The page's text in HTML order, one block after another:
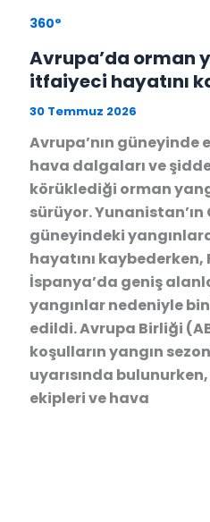
360°
Avrupa’da orman
itfaiyeci hayatını
30 Temmuz 2026
Avrupa’nın güneyinde
hava dalgaları ve
körüklediği orman
sürüyor.
güneyindeki
hayatını kaybederken,
İspanya’da geniş
yangınlar nedeniyle
edildi. Avrupa Birliği
koşulların yangın
uyarısında
ekipleri ve hava